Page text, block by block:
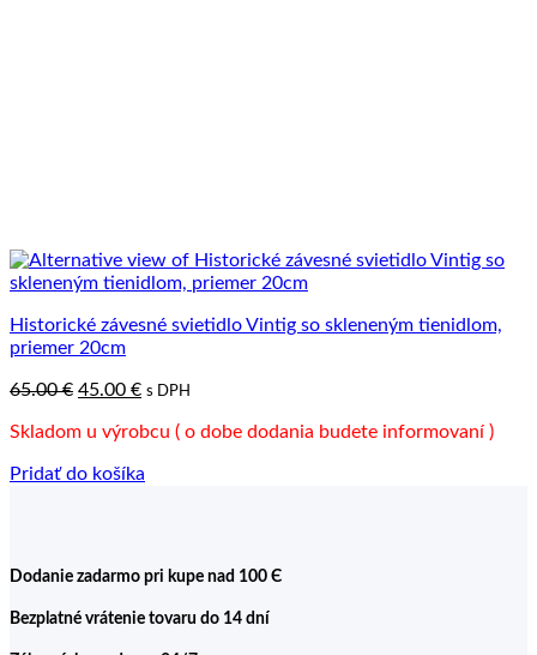
Historické závesné svietidlo Vintig so skleneným tienidlom,
priemer 20cm
65.00€ Pôvodná
bola:
45.00 €Aktuálna
je:
s DPH
Skladom u výrobcu ( o dobe dodania budete informovaní )
Pridať do košíka
Dodanie zadarmo pri kupe nad 100 Є
Bezplatné vrátenie tovaru do 14 dní